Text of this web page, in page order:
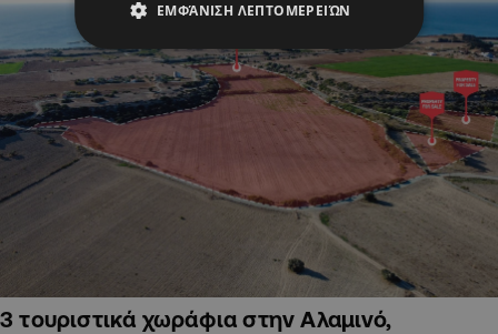
3 τουριστικά χωράφια στην Αλαμινό,
ΕΜΦΆΝΙΣΗ ΛΕΠΤΟΜΕΡΕΙΏΝ